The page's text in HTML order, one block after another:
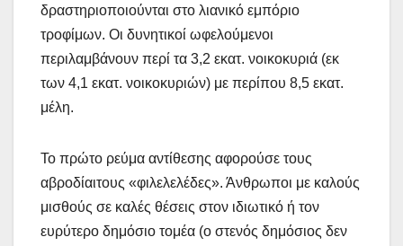
δραστηριοποιούνται στο λιανικό εμπόριο
τροφίμων. Οι δυνητικοί ωφελούμενοι
περιλαμβάνουν περί τα 3,2 εκατ. νοικοκυριά (εκ
των 4,1 εκατ. νοικοκυριών) με περίπου 8,5 εκατ.
μέλη.
Το πρώτο ρεύμα αντίθεσης αφορούσε τους
αβροδίαιτους «φιλελελέδες». Άνθρωποι με καλούς
μισθούς σε καλές θέσεις στον ιδιωτικό ή τον
ευρύτερο δημόσιο τομέα (ο στενός δημόσιος δεν